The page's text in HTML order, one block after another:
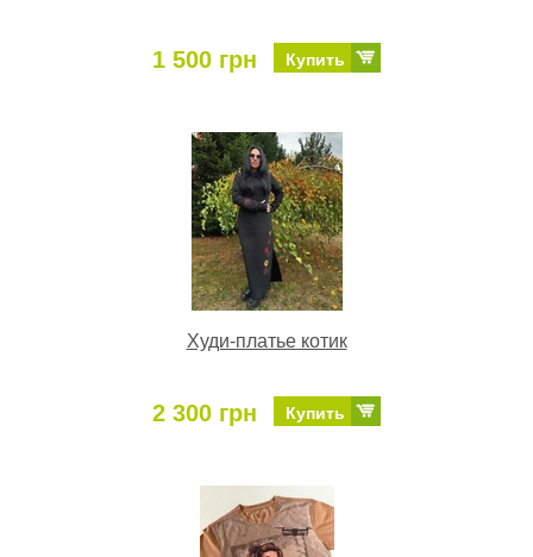
1 500 грн Купить
Худи-платье котик
2 300 грн Купить